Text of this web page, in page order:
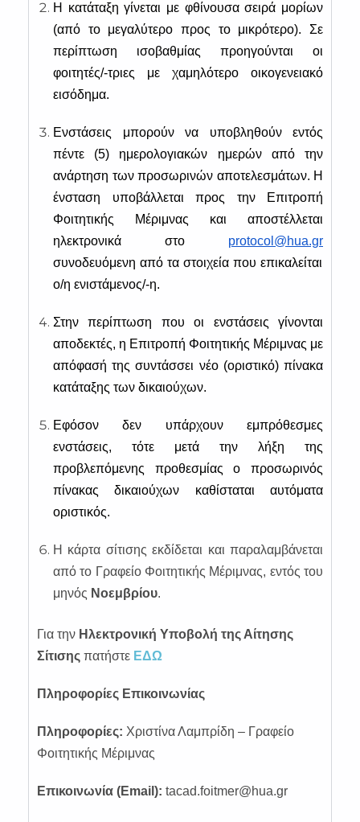
Η κατάταξη γίνεται με φθίνουσα σειρά μορίων
(από το μεγαλύτερο προς το μικρότερο). Σε
περίπτωση ισοβαθμίας προηγούνται οι
φοιτητές/-τριες με χαμηλότερο οικογενειακό
εισόδημα.
Ενστάσεις μπορούν να υποβληθούν εντός
πέντε (5) ημερολογιακών ημερών από την
ανάρτηση των προσωρινών αποτελεσμάτων. Η
ένσταση υποβάλλεται προς την Επιτροπή
Φοιτητικής Μέριμνας και αποστέλλεται
ηλεκτρονικά στο protocol@hua.gr
συνοδευόμενη από τα στοιχεία που επικαλείται
ο/η ενιστάμενος/-η.
Στην περίπτωση που οι ενστάσεις γίνονται
αποδεκτές, η Επιτροπή Φοιτητικής Μέριμνας με
απόφασή της συντάσσει νέο (οριστικό) πίνακα
κατάταξης των δικαιούχων.
Εφόσον δεν υπάρχουν εμπρόθεσμες
ενστάσεις, τότε μετά την λήξη της
προβλεπόμενης προθεσμίας ο προσωρινός
πίνακας δικαιούχων καθίσταται αυτόματα
οριστικός.
Η κάρτα σίτισης εκδίδεται και παραλαμβάνεται
από το Γραφείο Φοιτητικής Μέριμνας, εντός του
μηνός Νοεμβρίου.
Για την Ηλεκτρονική Υποβολή της Αίτησης
Σίτισης πατήστε ΕΔΩ
Πληροφορίες Επικοινωνίας
Πληροφορίες: Χριστίνα Λαμπρίδη – Γραφείο
Φοιτητικής Μέριμνας
Επικοινωνία (Email): tacad.foitmer@hua.gr